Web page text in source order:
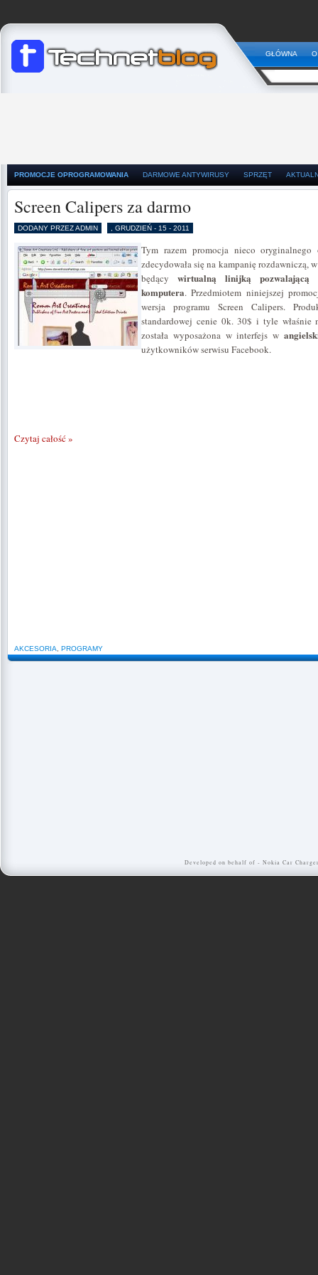
GŁÓWNA
PROMOCJE OPROGRAMOWANIA DARMOWE ANTYWIRUSY SPRZĘT
Screen Calipers za darmo
DODANY PRZEZ ADMIN , GRUDZIEŃ - 15 - 2011
Tym razem promocja nieco oryginalnego
zdecydowała się na kampanię
będącywirtualną linijką
komputera. Przedmiotem niniejszej
wersja programu Screen Calipers.
standardowej cenie 0k. 30$ i tyle właśnie
została wyposażona w interfejs w
użytkowników serwisu Facebook.
Czytaj całość »
AKCESORIA PROGRAMY
Developed on behalf of - Nokia Car